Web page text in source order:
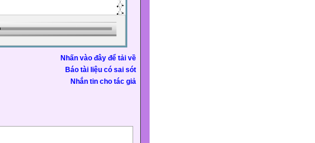
Nhấn vào đây để tải về
Báo tài liệu có sai sót
Nhắn tin cho tác giả